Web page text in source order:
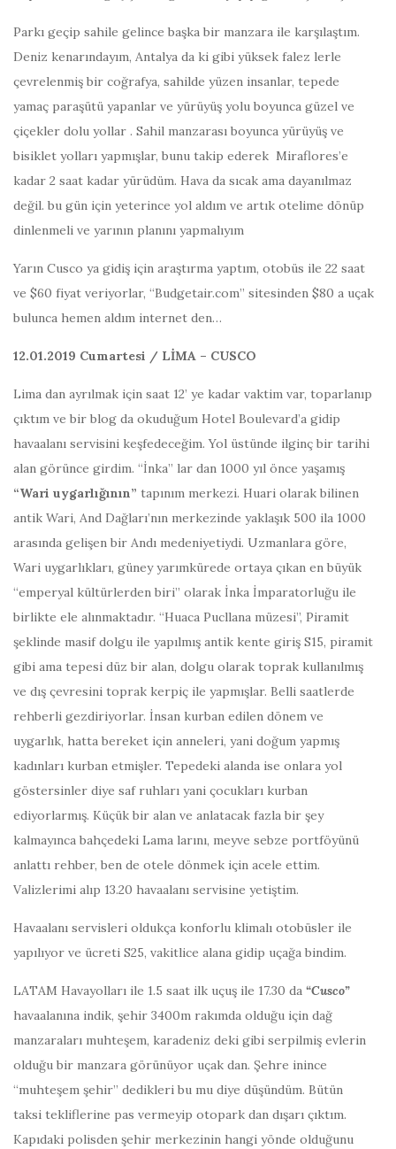
Parkı geçip sahile gelince başka bir manzara ile karşılaştım.
Deniz kenarındayım, Antalya da ki gibi yüksek falez lerle
çevrelenmiş bir coğrafya, sahilde yüzen insanlar, tepede
yamaç paraşütü yapanlar ve yürüyüş yolu boyunca güzel ve
çiçekler dolu yollar . Sahil manzarası boyunca yürüyüş ve
bisiklet yolları yapmışlar, bunu takip ederek Miraflores’e
kadar 2 saat kadar yürüdüm. Hava da sıcak ama dayanılmaz
değil. bu gün için yeterince yol aldım ve artık otelime dönüp
dinlenmeli ve yarının planını yapmalıyım
Yarın Cusco ya gidiş için araştırma yaptım, otobüs ile 22 saat
ve $60 fiyat veriyorlar, “Budgetair.com” sitesinden $80 a uçak
bulunca hemen aldım internet den…
12.01.2019 Cumartesi / LİMA – CUSCO
Lima dan ayrılmak için saat 12’ ye kadar vaktim var, toparlanıp
çıktım ve bir blog da okuduğum Hotel Boulevard’a gidip
havaalanı servisini keşfedeceğim. Yol üstünde ilginç bir tarihi
alan görünce girdim. “İnka” lar dan 1000 yıl önce yaşamış
“Wari uygarlığının” tapınım merkezi. Huari olarak bilinen
antik Wari, And Dağları’nın merkezinde yaklaşık 500 ila 1000
arasında gelişen bir Andı medeniyetiydi. Uzmanlara göre,
Wari uygarlıkları, güney yarımkürede ortaya çıkan en büyük
“emperyal kültürlerden biri” olarak İnka İmparatorluğu ile
birlikte ele alınmaktadır. “Huaca Pucllana müzesi”, Piramit
şeklinde masif dolgu ile yapılmış antik kente giriş S15, piramit
gibi ama tepesi düz bir alan, dolgu olarak toprak kullanılmış
ve dış çevresini toprak kerpiç ile yapmışlar. Belli saatlerde
rehberli gezdiriyorlar. İnsan kurban edilen dönem ve
uygarlık, hatta bereket için anneleri, yani doğum yapmış
kadınları kurban etmişler. Tepedeki alanda ise onlara yol
göstersinler diye saf ruhları yani çocukları kurban
ediyorlarmış. Küçük bir alan ve anlatacak fazla bir şey
kalmayınca bahçedeki Lama larını, meyve sebze portföyünü
anlattı rehber, ben de otele dönmek için acele ettim.
Valizlerimi alıp 13.20 havaalanı servisine yetiştim.
Havaalanı servisleri oldukça konforlu klimalı otobüsler ile
yapılıyor ve ücreti S25, vakitlice alana gidip uçağa bindim.
LATAM Havayolları ile 1.5 saat ilk uçuş ile 17.30 da “Cusco”
havaalanına indik, şehir 3400m rakımda olduğu için dağ
manzaraları muhteşem, karadeniz deki gibi serpilmiş evlerin
olduğu bir manzara görünüyor uçak dan. Şehre inince
“muhteşem şehir” dedikleri bu mu diye düşündüm. Bütün
taksi tekliflerine pas vermeyip otopark dan dışarı çıktım.
Kapıdaki polisden şehir merkezinin hangi yönde olduğunu